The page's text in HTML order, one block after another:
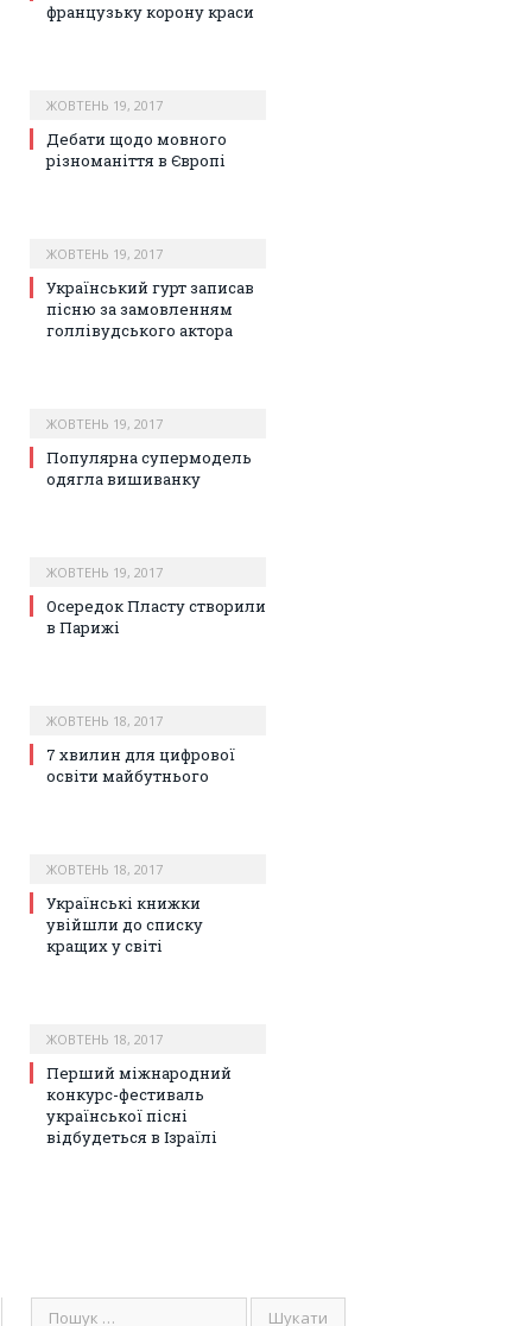
французьку корону краси
ЖОВТЕНЬ 19, 2017
Дебати щодо мовного
різноманіття в Європі
ЖОВТЕНЬ 19, 2017
Український гурт записав
пісню за замовленням
голлівудського актора
ЖОВТЕНЬ 19, 2017
Популярна супермодель
одягла вишиванку
ЖОВТЕНЬ 19, 2017
Осередок Пласту створили
в Парижі
ЖОВТЕНЬ 18, 2017
7 хвилин для цифрової
освіти майбутнього
ЖОВТЕНЬ 18, 2017
Українські книжки
увійшли до списку
кращих у світі
ЖОВТЕНЬ 18, 2017
Перший міжнародний
конкурс-фестиваль
української пісні
відбудеться в Ізраїлі